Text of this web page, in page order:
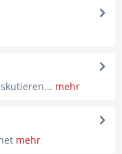
mehr
mehr